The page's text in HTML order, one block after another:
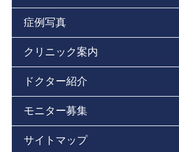
症例写真
クリニック案内
ドクター紹介
モニター募集
サイトマップ